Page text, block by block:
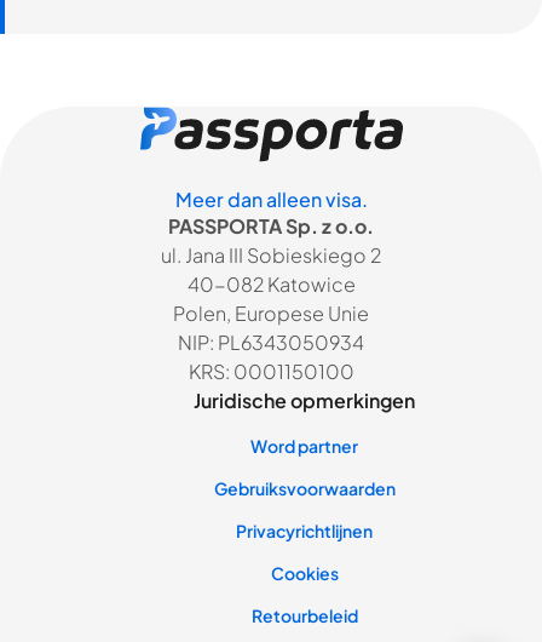
Meer dan alleen visa.
PASSPORTA Sp. z o.o.
ul. Jana III Sobieskiego 2
40-082 Katowice
Polen, Europese Unie
NIP: PL6343050934
KRS: 0001150100
Juridische opmerkingen
Word partner
Gebruiksvoorwaarden
Privacyrichtlijnen
Cookies
Retourbeleid